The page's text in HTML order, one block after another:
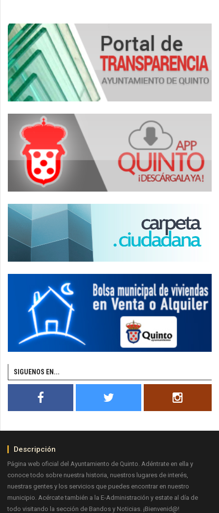
SIGUENOS EN...
Descripción
Página web oficial del Ayuntamiento de Quinto. Adéntrate en ella y
conoce todo sobre nuestra historia, nuestros lugares de interés,
nuestras gentes y los servicios que puedes encontrar en nuestro
municipio. Acércate también a la E-Administración y estate al día de
todo visitando la sección de Bandos y Noticias. ¡Bienvenid@!